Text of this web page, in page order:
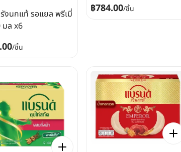
งนกแท้ รอแยล พรีเมี่
มล x6
/ชิ้น
฿784.00/ชิ้น